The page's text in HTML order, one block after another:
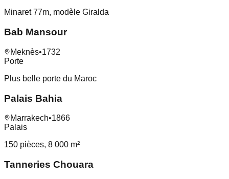
Minaret 77m, modèle Giralda
Bab Mansour
Meknès•1732
Porte
Plus belle porte du Maroc
Palais Bahia
Marrakech•1866
Palais
150 pièces, 8 000 m²
Tanneries Chouara